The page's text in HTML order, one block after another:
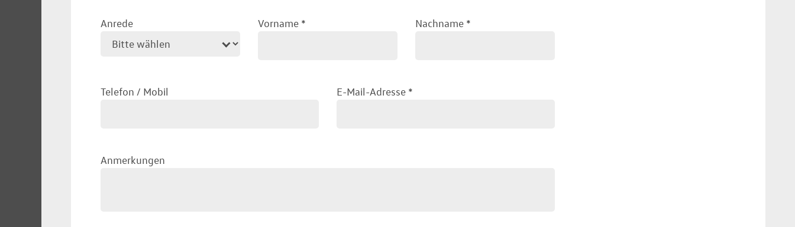
Anrede Vorname * Nachname *
Telefon / Mobil E-Mail-Adresse *
Anmerkungen